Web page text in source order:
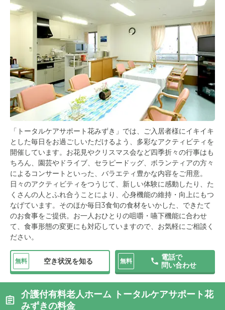
「トータルケアサポート花みずき」では、ご入居者様にイキイキ
とした毎日をお過ごしいただけるよう、多彩なアクティビティを
開催しています。お花見やクリスマス会など四季折々の行事はも
ちろん、園芸やドライブ、セラピードッグ、ボランティアの方々
によるコンサートといった、バラエティ豊かな内容をご用意。
日々のアクティビティをつうじて、新しい体験に感動したり、た
くさんの人とふれ合うことにより、心身機能の維持・向上にもつ
なげています。そのほか毎日3食旬の食材をいかした、できたて
のお食事をご提供。お一人おひとりの咀嚼・嚥下機能に合わせ
て、食事形態の変更にも対応していますので、お気軽にご相談く
ださい。
無料 空き状況を知る 無料
電話で
問い合わせ
介護付有料老人ホーム トータルケアサポート花
みずきの料金